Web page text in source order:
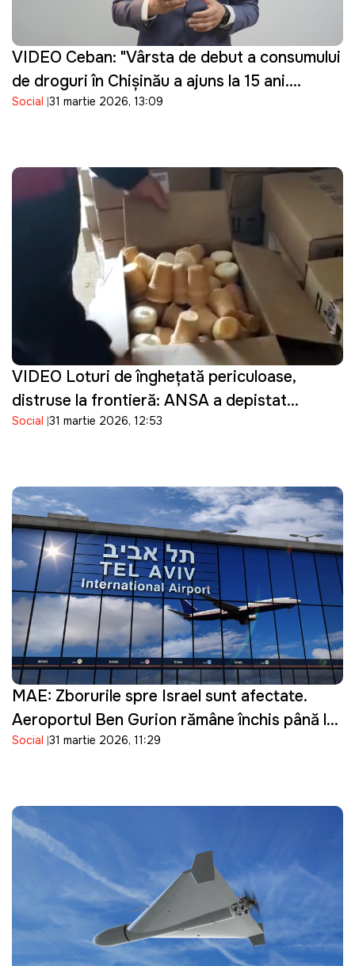
VIDEO Ceban: "Vârsta de debut a consumului
de droguri în Chișinău a ajuns la 15 ani.
Guvernarea cu ce se ocupă?"
Social 31 martie 2026, 13:09
VIDEO Loturi de înghețată periculoase,
distruse la frontieră: ANSA a depistat
bacterii în produsele importate
Social 31 martie 2026, 12:53
MAE: Zborurile spre Israel sunt afectate.
Aeroportul Ben Gurion rămâne închis până la
16 aprilie
Social 31 martie 2026, 11:29